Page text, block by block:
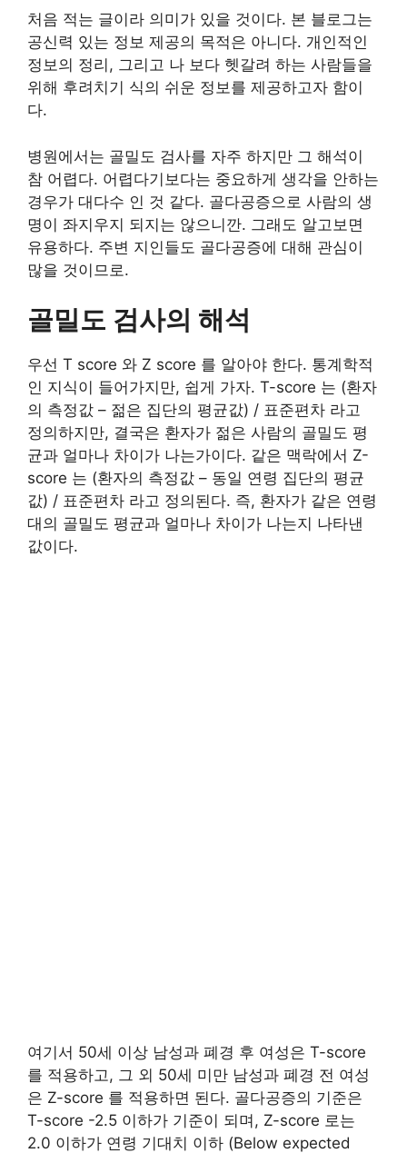
처음 적는 글이라 의미가 있을 것이다. 본 블로그는
공신력 있는 정보 제공의 목적은 아니다. 개인적인
정보의 정리, 그리고 나 보다 헷갈려 하는 사람들을
위해 후려치기 식의 쉬운 정보를 제공하고자 함이
다.
병원에서는 골밀도 검사를 자주 하지만 그 해석이
참 어렵다. 어렵다기보다는 중요하게 생각을 안하는
경우가 대다수 인 것 같다. 골다공증으로 사람의 생
명이 좌지우지 되지는 않으니깐. 그래도 알고보면
유용하다. 주변 지인들도 골다공증에 대해 관심이
많을 것이므로.
골밀도 검사의 해석
우선 T score 와 Z score 를 알아야 한다. 통계학적
인 지식이 들어가지만, 쉽게 가자. T-score 는 (환자
의 측정값 – 젊은 집단의 평균값) / 표준편차 라고
정의하지만, 결국은 환자가 젊은 사람의 골밀도 평
균과 얼마나 차이가 나는가이다. 같은 맥락에서 Z-
score 는 (환자의 측정값 – 동일 연령 집단의 평균
값) / 표준편차 라고 정의된다. 즉, 환자가 같은 연령
대의 골밀도 평균과 얼마나 차이가 나는지 나타낸
값이다.
여기서 50세 이상 남성과 폐경 후 여성은 T-score
를 적용하고, 그 외 50세 미만 남성과 폐경 전 여성
은 Z-score 를 적용하면 된다. 골다공증의 기준은
T-score -2.5 이하가 기준이 되며, Z-score 로는
2.0 이하가 연령 기대치 이하 (Below expected